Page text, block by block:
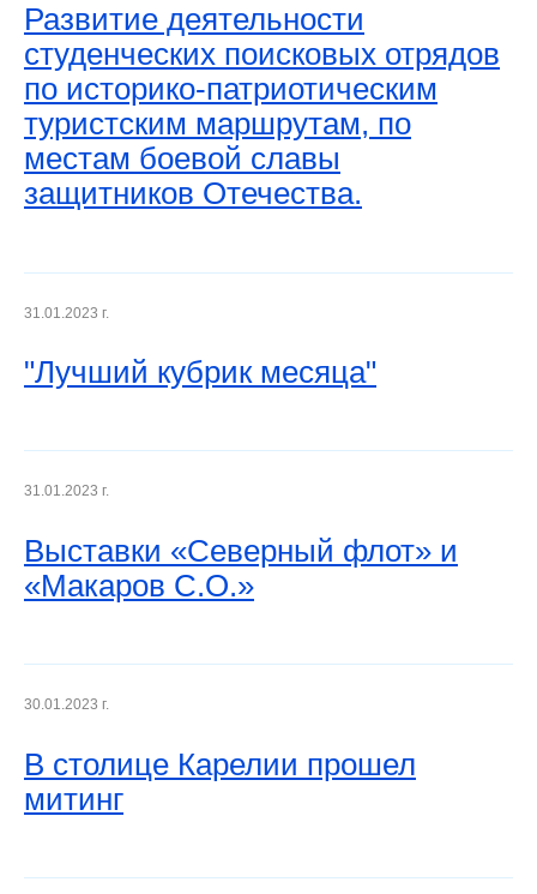
Развитие деятельности
студенческих поисковых отрядов
по историко-патриотическим
туристским маршрутам, по
местам боевой славы
защитников Отечества.
31.01.2023 г.
"Лучший кубрик месяца"
31.01.2023 г.
Выставки «Северный флот» и
«Макаров С.О.»
30.01.2023 г.
В столице Карелии прошел
митинг